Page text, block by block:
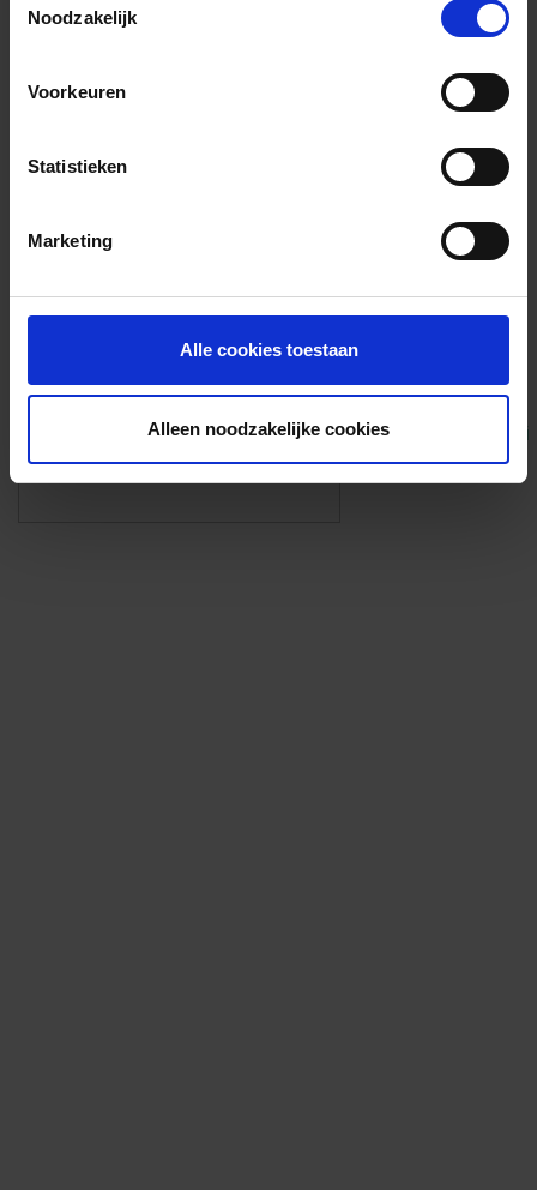
Noodzakelijk
Voorkeuren
Statistieken
Marketing
Alle cookies toestaan
Alleen noodzakelijke cookies
Algemene informatie
Foto’s ({{photos.length}})
Eigen foto’s